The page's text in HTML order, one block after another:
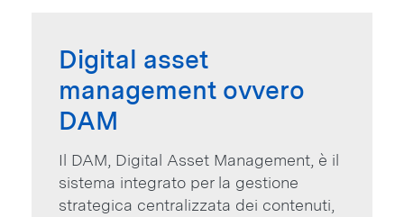
Digital asset
management ovvero
DAM
Il DAM, Digital Asset Management, è il
sistema integrato per la gestione
strategica centralizzata dei contenuti,